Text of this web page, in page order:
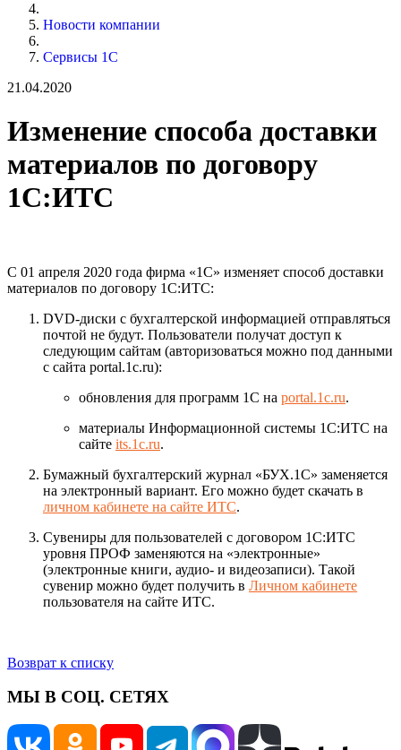
Новости компании
Сервисы 1С
21.04.2020
Изменение способа доставки
материалов по договору
1С:ИТС
С 01 апреля 2020 года фирма «1С» изменяет способ доставки
материалов по договору 1С:ИТС:
DVD-диски с бухгалтерской информацией отправляться
почтой не будут. Пользователи получат доступ к
следующим сайтам (авторизоваться можно под данными
с сайта portal.1c.ru):
обновления для программ 1С на portal.1c.ru.
материалы Информационной системы 1С:ИТС на
сайте its.1c.ru.
Бумажный бухгалтерский журнал «БУХ.1С» заменяется
на электронный вариант. Его можно будет скачать в
личном кабинете на сайте ИТС.
Сувениры для пользователей с договором 1С:ИТС
уровня ПРОФ заменяются на «электронные»
(электронные книги, аудио- и видеозаписи). Такой
сувенир можно будет получить в Личном кабинете
пользователя на сайте ИТС.
Возврат к списку
МЫ В СОЦ. СЕТЯХ